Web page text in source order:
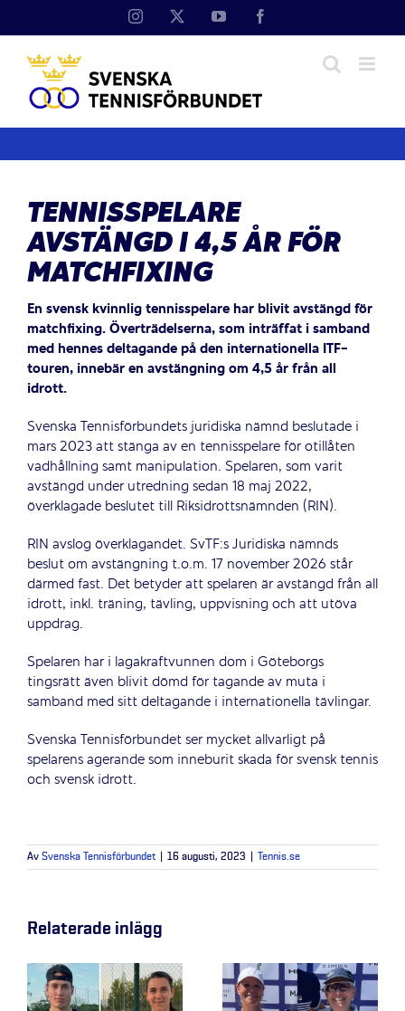
Instagram YouTube
TENNISSPELARE
AVSTÄNGD I 4,5 ÅR FÖR
MATCHFIXING
En svensk kvinnlig tennisspelare har blivit avstängd för
matchfixing. Överträdelserna, som inträffat i samband
med hennes deltagande på den internationella ITF-
touren, innebär en avstängning om 4,5 år från all
idrott.
Svenska Tennisförbundets juridiska nämnd beslutade i
mars 2023 att stänga av en tennisspelare för otillåten
vadhållning samt manipulation. Spelaren, som varit
avstängd under utredning sedan 18 maj 2022,
överklagade beslutet till Riksidrottsnämnden (RIN).
RIN avslog överklagandet. SvTF:s Juridiska nämnds
beslut om avstängning t.o.m. 17 november 2026 står
därmed fast. Det betyder att spelaren är avstängd från all
idrott, inkl. träning, tävling, uppvisning och att utöva
uppdrag.
Spelaren har i lagakraftvunnen dom i Göteborgs
tingsrätt även blivit dömd för tagande av muta i
samband med sitt deltagande i internationella tävlingar.
Svenska Tennisförbundet ser mycket allvarligt på
spelarens agerande som inneburit skada för svensk tennis
och svensk idrott.
Av Svenska Tennisförbundet 16 augusti, 2023 Tennis.se
Relaterade inlägg